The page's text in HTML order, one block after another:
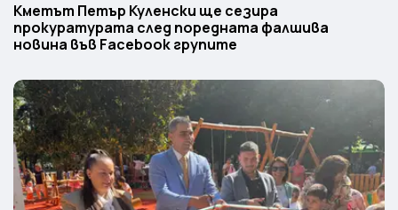
Кметът Петър Куленски ще сезира
прокуратурата след поредната фалшива
новина във Facebook групите